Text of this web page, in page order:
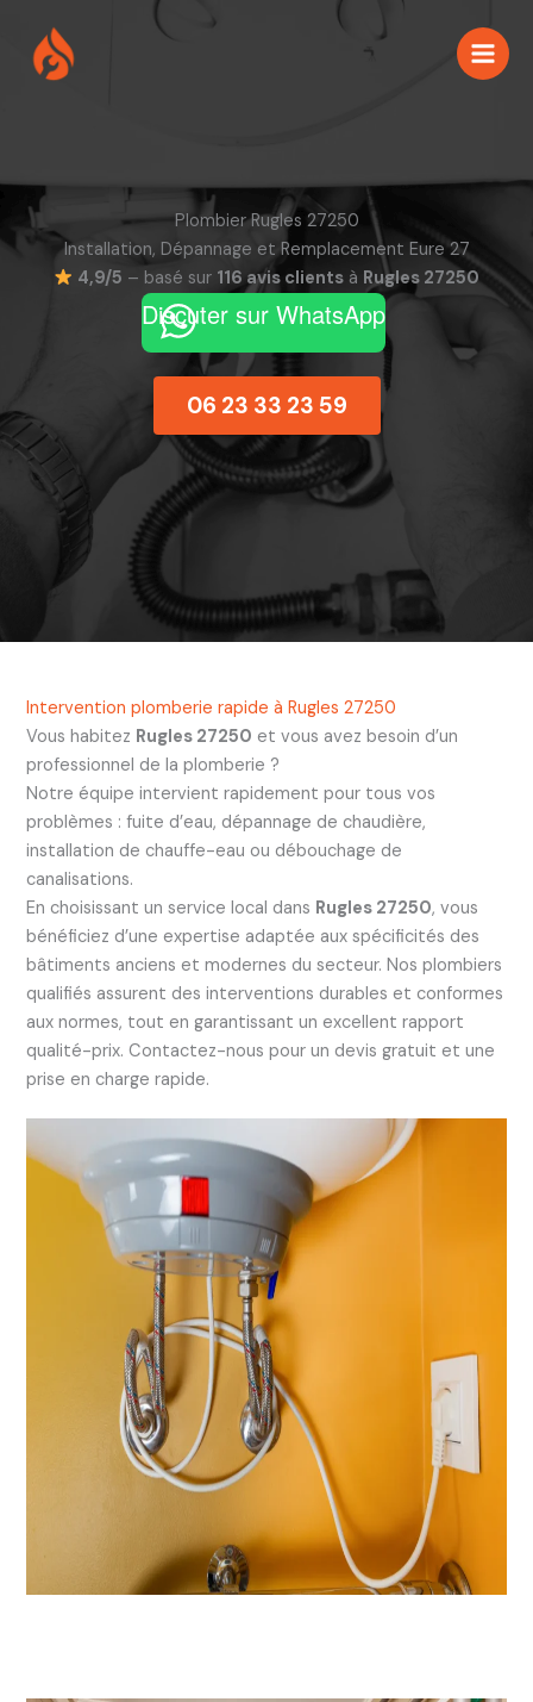
contenu
Plombier Rugles 27250
Installation, Dépannage et Remplacement Eure 27
4,9/5 – basé sur 116 avis clients à Rugles 27250
Discuter sur WhatsApp
06 23 33 23 59
Intervention plomberie rapide à Rugles 27250
Vous habitez Rugles 27250 et vous avez besoin d’un
professionnel de la plomberie ?
Notre équipe intervient rapidement pour tous vos
problèmes : fuite d’eau, dépannage de chaudière,
installation de chauffe-eau ou débouchage de
canalisations.
En choisissant un service local dans Rugles 27250, vous
bénéficiez d’une expertise adaptée aux spécificités des
bâtiments anciens et modernes du secteur. Nos plombiers
qualifiés assurent des interventions durables et conformes
aux normes, tout en garantissant un excellent rapport
qualité-prix. Contactez-nous pour un devis gratuit et une
prise en charge rapide.